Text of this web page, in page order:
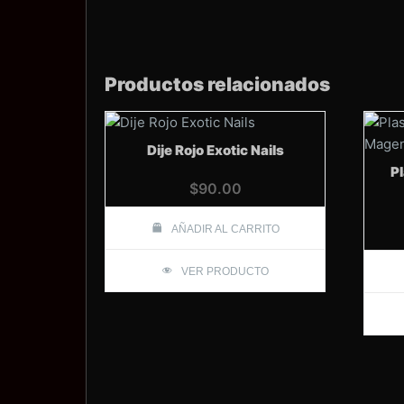
Productos relacionados
Dije Rojo Exotic Nails
$90.00
AÑADIR AL CARRITO
VER PRODUCTO